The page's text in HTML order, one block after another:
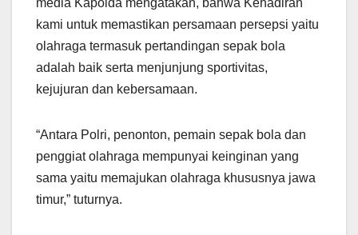
kami untuk memastikan persamaan persepsi yaitu
olahraga termasuk pertandingan sepak bola
adalah baik serta menjunjung sportivitas,
kejujuran dan kebersamaan.
“Antara Polri, penonton, pemain sepak bola dan
penggiat olahraga mempunyai keinginan yang
sama yaitu memajukan olahraga khususnya jawa
timur,” tuturnya.